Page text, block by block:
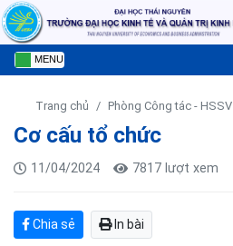
MENU
Trang chủ Phòng Công tác - HSSV
Cơ cấu tổ chức
11/04/2024 7817 lượt xem
Chia sẻ In bài